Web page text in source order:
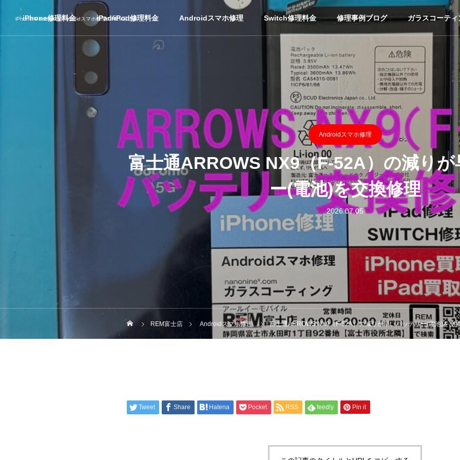
iPhone/iPad/switch/Androidスマホ修理のREM富士店
iPhone修理料金 iPad/iPod修理料金 Androidスマホ修理 Switch修理料金 修理事例ブログ ガラスコーティ
Androidスマホ修理
富士通ARROWS NX9（F-52A）の減り
ー(電池)を交換修理
2026.07.05
REM富士店 Androidスマホ修理 富士通ARROWS NX9（F-52A）の減りが早いバッテリー(電池)を交
Tweet Share Hatena Pocket RSS feedly Pin it